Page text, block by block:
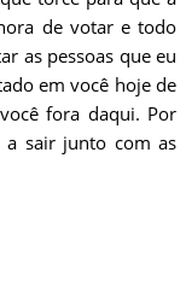
de votar e todo
as pessoas que eu
em você hoje de
fora daqui. Por
a sair junto com as